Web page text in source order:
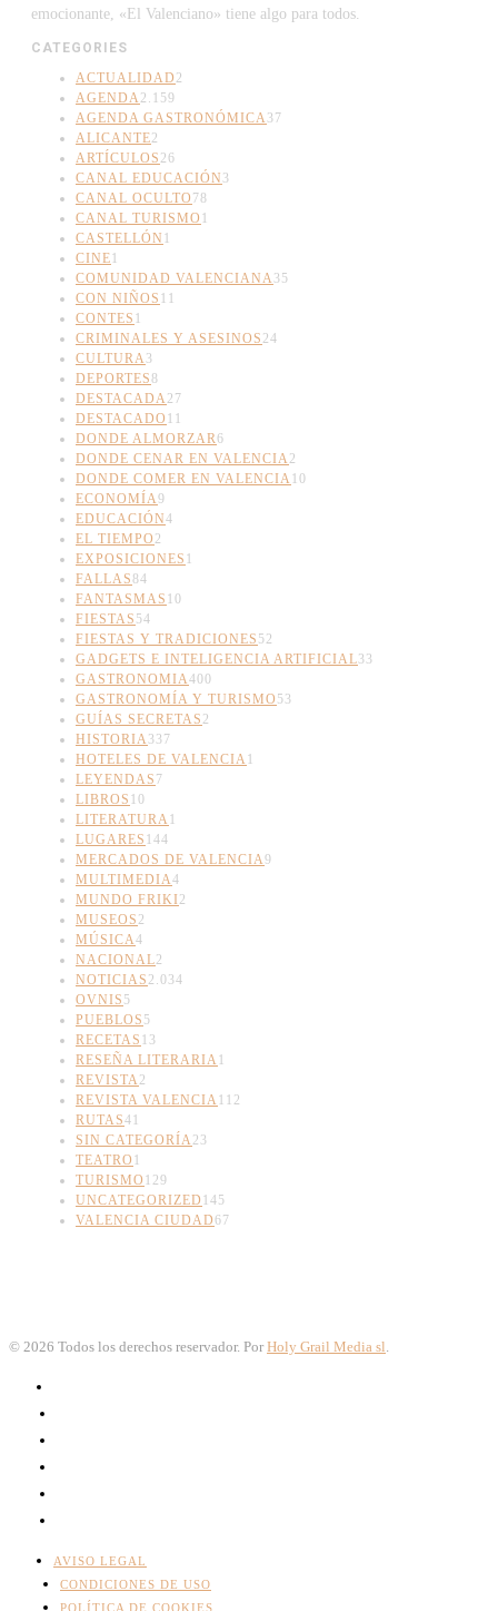
emocionante, «El Valenciano» tiene algo para todos.
CATEGORIES
ACTUALIDAD 2
AGENDA2.159
AGENDA GASTRONÓMICA37
ALICANTE2
ARTÍCULOS 26
CANAL EDUCACIÓN 3
CANAL OCULTO 78
CANAL TURISMO 1
CASTELLÓN 1
CINE1
COMUNIDAD VALENCIANA35
CON NIÑOS 11
CONTES 1
CRIMINALES Y ASESINOS 24
CULTURA3
DEPORTES8
DESTACADA27
DESTACADO 11
DONDE ALMORZAR6
DONDE CENAR EN VALENCIA2
DONDE COMER EN VALENCIA10
ECONOMÍA9
EDUCACIÓN4
EL TIEMPO 2
EXPOSICIONES 1
FALLAS84
FANTASMAS 10
FIESTAS 54
FIESTAS Y TRADICIONES 52
GADGETS E INTELIGENCIA ARTIFICIAL33
GASTRONOMIA400
GASTRONOMÍA Y TURISMO 53
GUÍAS SECRETAS 2
HISTORIA337
HOTELES DE VALENCIA1
LEYENDAS 7
LIBROS 10
LITERATURA1
LUGARES 144
MERCADOS DE VALENCIA9
MULTIMEDIA4
MUNDO FRIKI2
MUSEOS 2
MÚSICA4
NACIONAL2
NOTICIAS 2.034
OVNIS 5
PUEBLOS 5
RECETAS 13
RESEÑA LITERARIA1
REVISTA2
REVISTA VALENCIA112
RUTAS41
SIN CATEGORÍA23
TEATRO 1
TURISMO 129
UNCATEGORIZED 145
VALENCIA CIUDAD67
© 2026 Todos los derechos reservador. Por Holy Grail Media sl
AVISO LEGAL
CONDICIONES DE USO
POLÍTICA DE COOKIES